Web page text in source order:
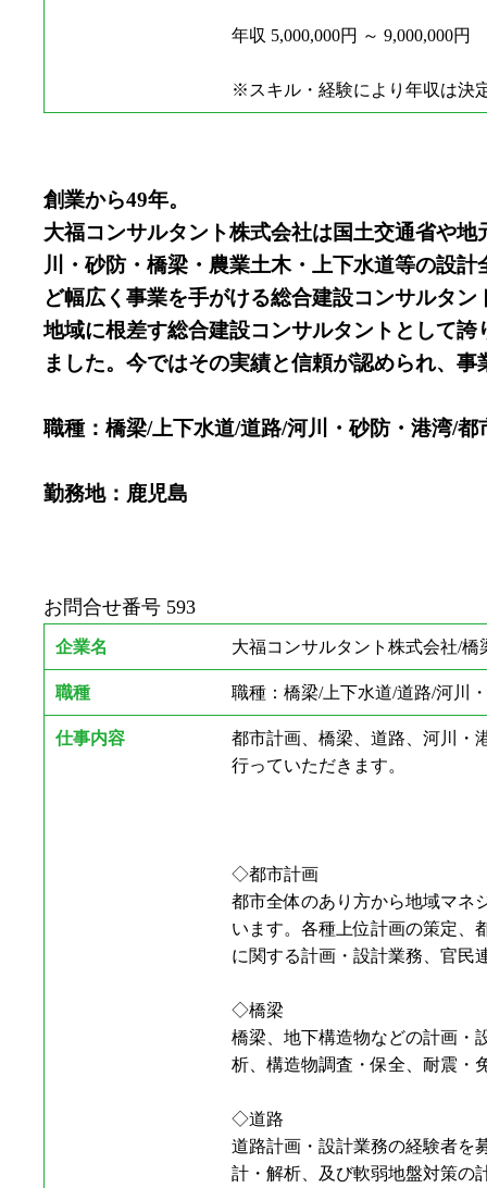
年収 5,000,000円 ～ 9,000,000円
※スキル・経験により年収は決
創業から49年。
大福コンサルタント株式会社は国土交通省や
川・砂防・橋梁・農業土木・上下水道等の設
ど幅広く事業を手がける総合建設コンサルタン
地域に根差す総合建設コンサルタントとして
ました。今ではその実績と信頼が認められ、
職種：橋梁/上下水道/道路/河川・砂防・港湾/都
勤務地：鹿児島
お問合せ番号 593
企業名 大福コンサルタント株式会社/
職種 職種：橋梁/上下水道/道路/河川
仕事内容
都市計画、橋梁、道路、河川・
行っていただきます。
◇都市計画
都市全体のあり方から地域マネ
います。各種上位計画の策定、
に関する計画・設計業務、官民
◇橋梁
橋梁、地下構造物などの計画・
析、構造物調査・保全、耐震・
◇道路
道路計画・設計業務の経験者を
計・解析、及び軟弱地盤対策の